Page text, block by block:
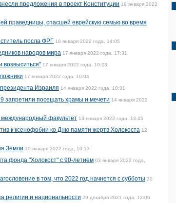
предложения в проект Конституции 19 января 2022
праведницы, спасшей еврейскую семью во время
посла ФРГ 18 января 2022 года, 14:05
народов мира 17 января 2022 года, 17:31
возвыситься" 17 января 2022 года, 10:23
17 января 2022 года, 10:04
Израиля 14 января 2022 года, 10:31
запретили посещать храмы и мечети 14 января 2022
международный факультет 13 января 2022 года, 13:45
к ксенофобии ко Дню памяти жертв Холокоста 12
Земли 10 января 2022 года, 10:13
фонда "Холокост" с 90-летием 03 января 2022 года,
в том, что 2022 год начнется с субботы 30
религии и национальности 29 декабря 2021 года, 12:06